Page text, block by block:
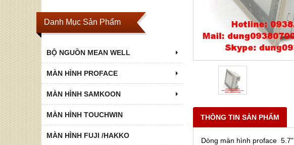
Danh Mục Sản Phẩm
BỘ NGUỒN MEAN WELL
MÀN HÌNH PROFACE
MÀN HÌNH SAMKOON
MÀN HÌNH TOUCHWIN
MÀN HÌNH FUJI /HAKKO
THÔNG TIN SẢN PHẨM
Dòng màn hình proface 5.7" .